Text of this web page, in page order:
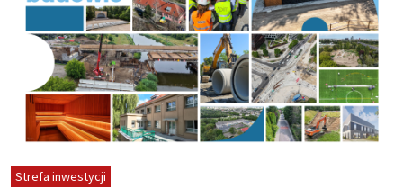
Strefa inwestycji